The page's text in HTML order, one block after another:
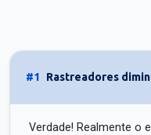
#1 Rastreadores
Verdade! Realmente o